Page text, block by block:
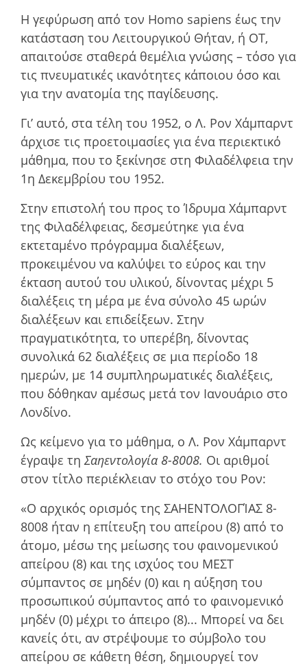
Η γεφύρωση από τον Homo sapiens έως την
κατάσταση του Λειτουργικού Θήταν, ή ΟΤ,
απαιτούσε σταθερά θεµέλια γνώσης – τόσο για
τις πνευµατικές ικανότητες κάποιου όσο και
για την ανατοµία της παγίδευσης.
Γι’ αυτό, στα τέλη του 1952, ο Λ. Ρον Χάμπαρντ
άρχισε τις προετοιµασίες για ένα περιεκτικό
µάθηµα, που το ξεκίνησε στη Φιλαδέλφεια την
1η Δεκεµβρίου του 1952.
Στην επιστολή του προς το Ίδρυµα Χάµπαρντ
της Φιλαδέλφειας, δεσµεύτηκε για ένα
εκτεταµένο πρόγραµµα διαλέξεων,
προκειµένου να καλύψει το εύρος και την
έκταση αυτού του υλικού, δίνοντας µέχρι 5
διαλέξεις τη µέρα µε ένα σύνολο 45 ωρών
διαλέξεων και επιδείξεων. Στην
πραγµατικότητα, το υπερέβη, δίνοντας
συνολικά 62 διαλέξεις σε µια περίοδο 18
ηµερών, µε 14 συµπληρωµατικές διαλέξεις,
που δόθηκαν αµέσως µετά τον Ιανουάριο στο
Λονδίνο.
Ως κείµενο για το µάθηµα, ο Λ. Ρον Χάμπαρντ
έγραψε τηΣαηεντολογία 8-8008. Οι αριθµοί
στον τίτλο περιέκλειαν το στόχο του Ρον:
«Ο αρχικός ορισµός της ΣΑΗΕΝΤΟΛΟΓΊΑΣ 8-
8008 ήταν η επίτευξη του απείρου (8) από το
άτοµο, µέσω της µείωσης του φαινοµενικού
απείρου (8) και της ισχύος του ΜΕΣΤ
σύµπαντος σε µηδέν (0) και η αύξηση του
προσωπικού σύµπαντος από το φαινοµενικό
µηδέν (0) µέχρι το άπειρο (8)... Μπορεί να δει
κανείς ότι, αν στρέψουµε το σύµβολο του
απείρου σε κάθετη θέση, δηµιουργεί τον